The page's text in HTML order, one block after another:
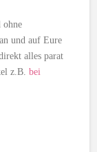
ohne
und auf Eure
alles parat
z.B.bei